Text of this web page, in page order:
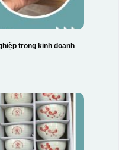
trong kinh doanh